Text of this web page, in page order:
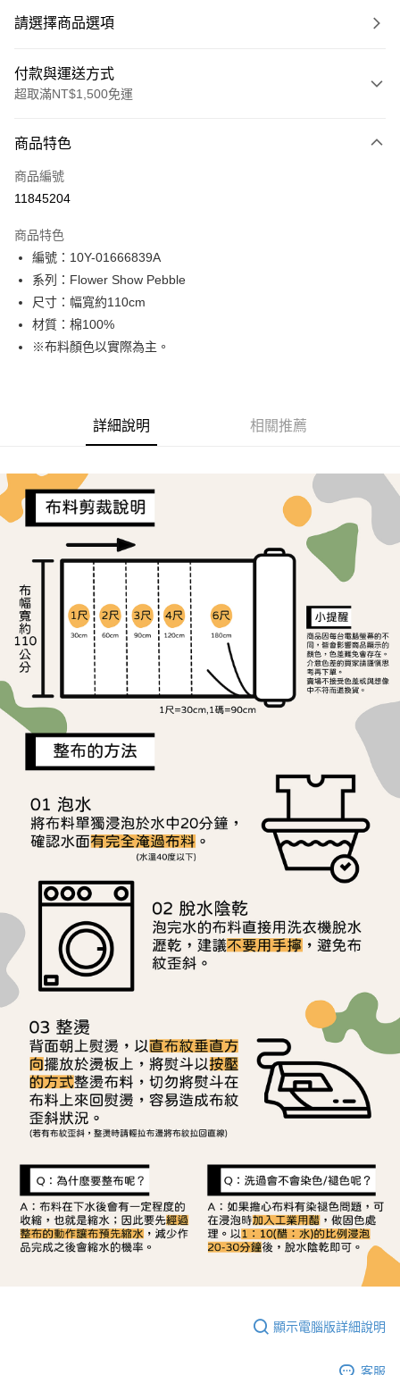
請選擇商品選項
付款與運送方式
超取滿NT$1,500免運
信用卡一次付款
超商取貨付款
Apple Pay
街口支付
Google Pay
AFTEE先享後付
１．簡單：不需註冊會員、不需綁卡、不需儲值。
３．安心：先確認商品／服務後，再付款。
【「AFTEE先享後付」結帳流程】
１．於結帳方式選擇「AFTEE先享後付」後，將跳轉至「AFTEE先享後付」
結帳頁面，進行簡訊認證並確認金額後，即可完成結帳。
２．訂單成立數日內，您將收到繳費通知簡訊。
３．收到繳費通知簡訊後14天內，點擊此簡訊中的連結，可透過四大超商／
ATM／網路銀行／等多元方式進行付款，方視為交易完成。
※ 請注意：結帳手續完成當下不需立刻繳費，但若您需要取消訂單，請聯絡
購買商品的店家。未經商家同意取消之訂單仍視為有效，需透過AFTEE先享
後付繳納相關費用。
※ 交易是否成功請以「AFTEE先享後付 」之結帳頁面顯示為準，若有關於
是否繳費成功／繳費後需取消欲退款等相關疑問，請聯繫「AFTEE先享後付
客戶支援中心」 https://netprotections.freshdesk.com/support/home
【注意事項】
１．透過由恩沛科技股份有限公司提供之「AFTEE先享後付」服務完成之交
易，需依本服務之必要範圍內提供個人資料，並將交易相關給付款項請求債
權轉讓予恩沛科技股份有限公司。
https://aftee.tw/terms/#terms3
３．未成年的使用者請事先徵得法定代理人或監護人之同意方可使用
「AFTEE先享後付」，若未經同意申辦者引起之損失，本公司不負相關責
任。
４．使用「AFTEE先享後付」時，將依據個別帳號之用戶狀況，依本公司即
時審查核予不同之上限額度；若仍有額度不足之情形，本公司將視審查結果
請求用戶進行身份認證。
５．嚴禁一人註冊多個帳號或使用他人資訊註冊。若發現惡意使用之情形，
恩沛科技股份有限公司將有權停止該用戶之使用額度並採取法律行動。
全家取貨付款
每筆NT$65，滿NT$1,500(含以上)免運費
每筆NT$65，滿NT$1,500(含以上)免運費
宅配
每筆NT$150，滿NT$1,500(含以上)免運費
離島宅配
每筆NT$240
商品特色
商品編號
11845204
商品特色
編號：10Y-01666839A
系列：Flower Show Pebble
尺寸：幅寬約110cm
材質：棉100%
※布料顏色以實際為主。
詳細說明 相關推薦
顯示電腦版詳細說明
客服